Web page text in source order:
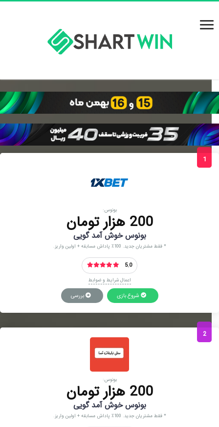
بونوس:
200 هزار تومان
بونوس خوش آمد گویی
* فقط مشتریان جدید. 100٪ پاداش مسابقه + اولین واریز.
5.0
اعمال شرایط و ضوابط
شروع بازی بررسی
بونوس:
200 هزار تومان
بونوس خوش آمد گویی
* فقط مشتریان جدید. 100٪ پاداش مسابقه + اولین واریز.